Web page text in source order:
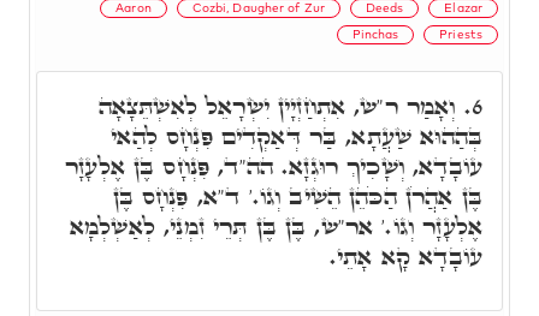
Aaron Cozbi, Daugher of Zur Deeds Elazar
Pinchas Priests
6. וְאָמַר ר"ש, אִתְחַזְיָין יִשְׂרָאֵל לְאִשְׁתֵּצָאָה
בְּהַהוּא שַׁעֲתָא, בַּר דְּאַקְדִים פִּנְחָס לְהַאי
עוֹבָדָא, וְשָׁכִיךְ רוּגְזָא. הה"ד, פִּנְחָס בֶּן אֶלְעָזָר
בֶּן אַהֲרֹן הַכֹּהֵן הֵשִׁיב וְגוֹ.' ד"א, פִּנְחָס בֶּן
אֶלְעָזָר וְגוֹ.' אר"ש, בֶּן בֶּן תְּרֵי זִמְנֵי, לְאַשְׁלְמָא
עוֹבָדָא קָא אָתֵי.